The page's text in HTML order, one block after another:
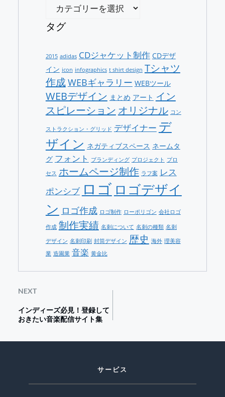
ゴ
タグ
2015 adidas CDジャケット制作 CDデザ
イン icon infographics t shirt design Tシャツ
作成WEBギャラリー WEBツール
WEBデザイン まとめ アート イン
スピレーション オリジナル コン
ストラクション・グリッド デザイナー デ
ザイン ネガティブスペース ネームタ
グ フォント ブランディング プロジェクト プロ
セス ホームページ制作 ラフ案 レス
ポンシブ ロゴ ロゴデザイ
ン ロゴ作成 ロゴ制作 ローポリゴン 会社ロゴ
作成 制作実績 名刺について 名刺の種類 名刺
デザイン 名刺印刷 封筒デザイン 歴史 海外 理美容
業 造園業 音楽 黄金比
NEXT
インディーズ必見！登録して
おきたい音楽配信サイト集
サービス